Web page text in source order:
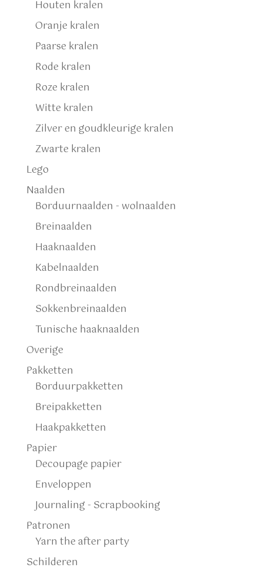
Houten kralen
Oranje kralen
Paarse kralen
Rode kralen
Roze kralen
Witte kralen
Zilver en goudkleurige kralen
Zwarte kralen
Lego
Naalden
Borduurnaalden - wolnaalden
Breinaalden
Haaknaalden
Kabelnaalden
Rondbreinaalden
Sokkenbreinaalden
Tunische haaknaalden
Overige
Pakketten
Borduurpakketten
Breipakketten
Haakpakketten
Papier
Decoupage papier
Enveloppen
Journaling - Scrapbooking
Patronen
Yarn the after party
Schilderen